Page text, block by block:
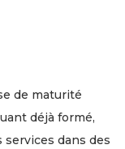
de maturité
déjà formé,
dans des